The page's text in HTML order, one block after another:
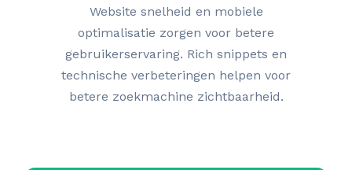
Website snelheid en mobiele
optimalisatie zorgen voor betere
gebruikerservaring. Rich snippets en
technische verbeteringen helpen voor
betere zoekmachine zichtbaarheid.